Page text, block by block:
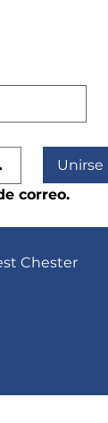
Unirse
correo.
Chester